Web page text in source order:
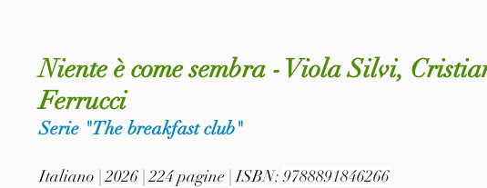
Niente è come sembra - Viola Silvi,
Ferrucci
Serie "The breakfast club"
Italiano | 2026 | 224 pagine | ISBN: 9788891846266